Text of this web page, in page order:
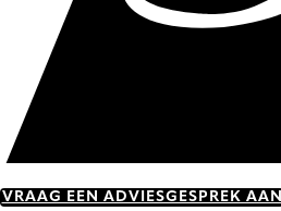
VRAAG EEN ADVIESGESPREK AAN